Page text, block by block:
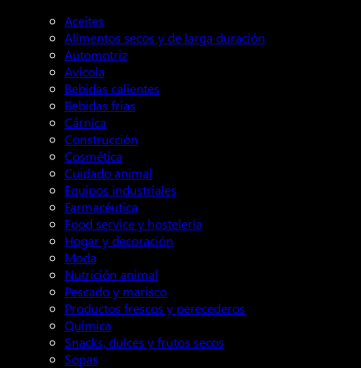
Aceites
Alimentos secos y de larga duración
Automotriz
Avícola
Bebidas calientes
Bebidas frías
Cárnica
Construcción
Cosmética
Cuidado animal
Equipos industriales
Farmacéutica
Food service y hostelería
Hogar y decoración
Moda
Nutrición animal
Pescado y marisco
Productos frescos y perecederos
Química
Snacks, dulces y frutos secos
Sopas